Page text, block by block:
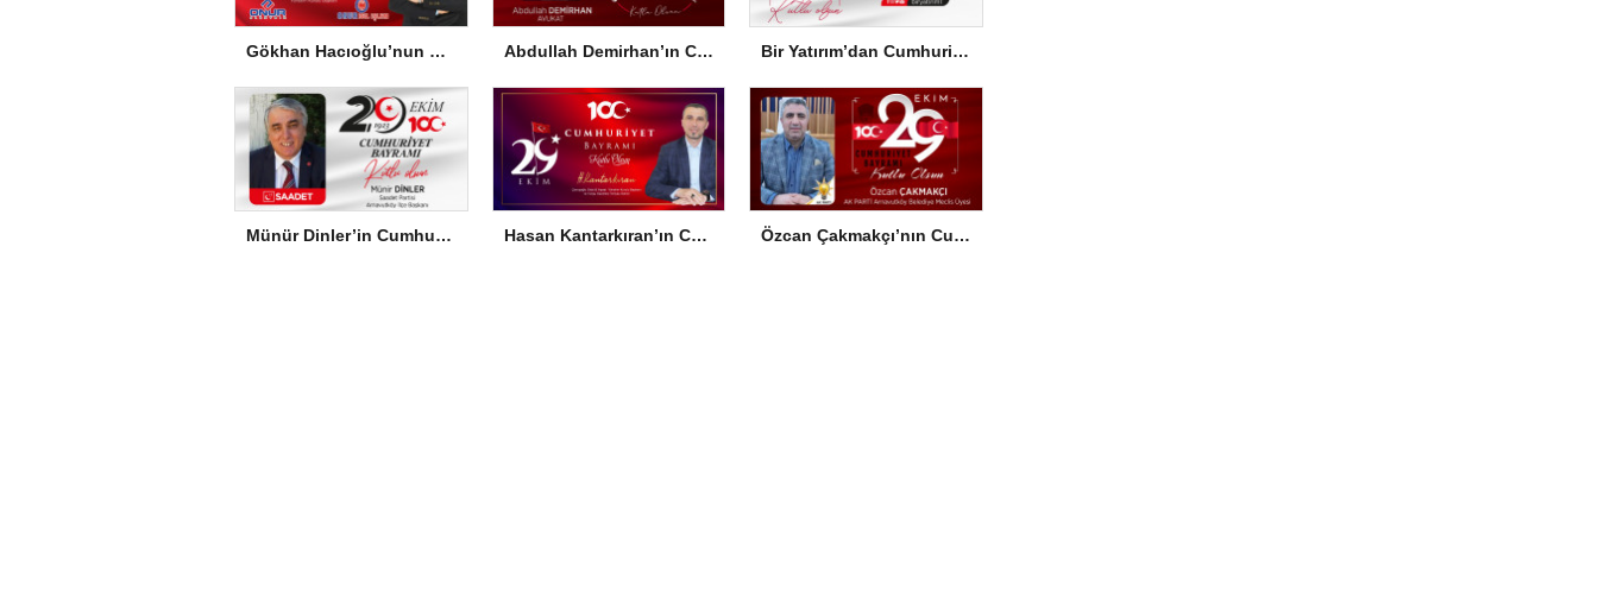
Gökhan Hacıoğlu’nun Cumhuriyet Bayramı Mesajı Abdullah Demirhan’ın Cumhuriyet Bayramı Mesajı Bir Yatırım’dan Cumhuriyet Bayramı Mesajı
Münür Dinler’in Cumhuriyet Bayramı Mesajı Hasan Kantarkıran’ın Cumhuriyet Bayramı Mesajı Özcan Çakmakçı’nın Cumhuriyet Bayramı Mesajı